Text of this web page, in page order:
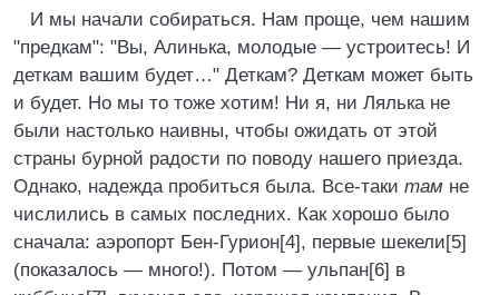
И мы начали собираться. Нам проще, чем нашим
"предкам": "Вы, Алинька, молодые — устроитесь! И
деткам вашим будет…" Деткам? Деткам может быть
и будет. Но мы то тоже хотим! Ни я, ни Лялька не
были настолько наивны, чтобы ожидать от этой
страны бурной радости по поводу нашего приезда.
Однако, надежда пробиться была. Все-таки там не
числились в самых последних. Как хорошо было
сначала: аэропорт Бен-Гурион[4], первые шекели[5]
(показалось — много!). Потом — ульпан[6] в